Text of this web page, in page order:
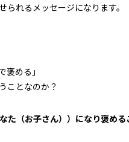
られるメッセージになります。
褒める」
ことなのか？
た（お子さん））になり褒める